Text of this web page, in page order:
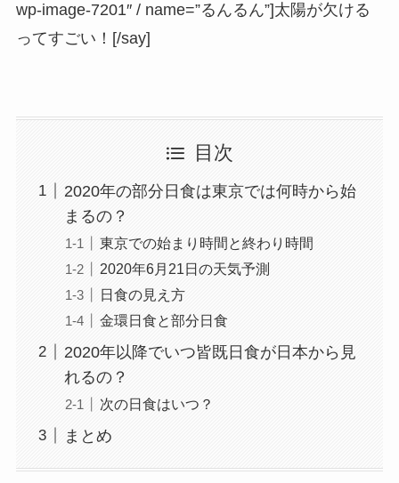
wp-image-7201″ / name=”るんるん”]太陽が欠ける
ってすごい！[/say]
目次
2020年の部分日食は東京では何時から始
まるの？
東京での始まり時間と終わり時間
2020年6月21日の天気予測
日食の見え方
金環日食と部分日食
2020年以降でいつ皆既日食が日本から見
れるの？
次の日食はいつ？
まとめ